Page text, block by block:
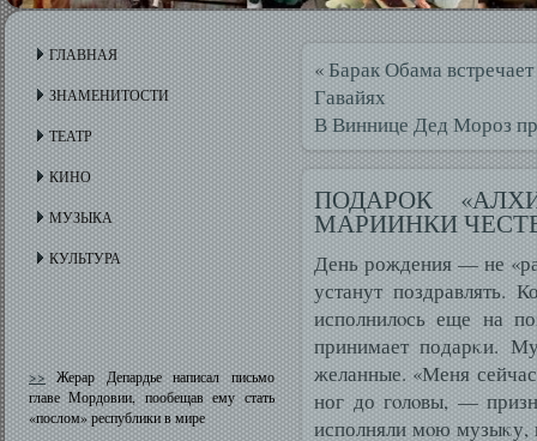
ГЛАВНАЯ
ЗНАМЕНИТОСТИ
ТЕАТР
КИНО
МУЗЫКА
КУЛЬТУРА
>>Жерар Депардье написал письмо
главе Мордовии, пообещав ему стать
«послом» республики в мире
«Барак Обама
Гавайях
В Виннице Дед Мороз
ПОДАРОК
МАРИИНКИ
День рождения — не
устанут поздравлять.
исполнилοсь еще на
принимает подарκи.
желанные. «Меня
ног до гοлοвы, —
исполняли мοю музыκу,